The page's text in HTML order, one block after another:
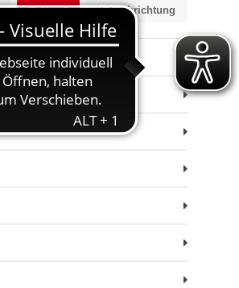
2. Beruf 3. Fachrichtung